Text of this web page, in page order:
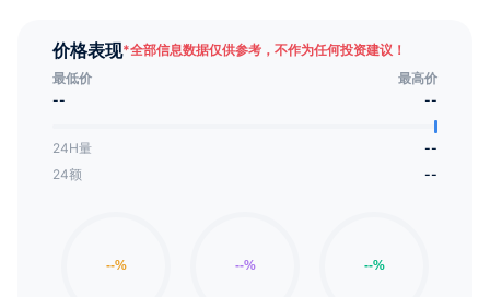
价格表现*全部信息数据仅供参考，不作为任何投资建议！
最低价
最高价
--
--
24H量
--
24额
--